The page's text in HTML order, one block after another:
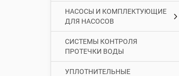
НАСОСЫ И КОМПЛЕКТУЮЩИЕ
ДЛЯ НАСОСОВ
СИСТЕМЫ КОНТРОЛЯ
ПРОТЕЧКИ ВОДЫ
УПЛОТНИТЕЛЬНЫЕ